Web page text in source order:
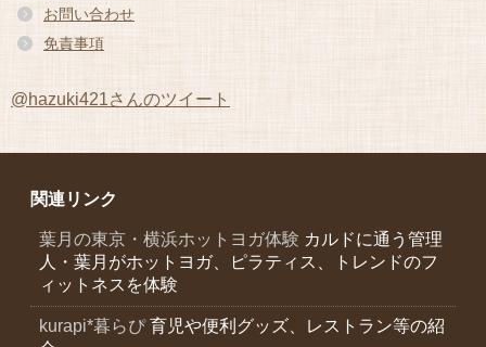
お問い合わせ
免責事項
@hazuki421さんのツイート
関連リンク
葉月の東京・横浜ホットヨガ体験 カルドに通う管理
人・葉月がホットヨガ、ピラティス、トレンドのフ
ィットネスを体験
kurapi*暮らぴ育児や便利グッズ、レストラン等の紹